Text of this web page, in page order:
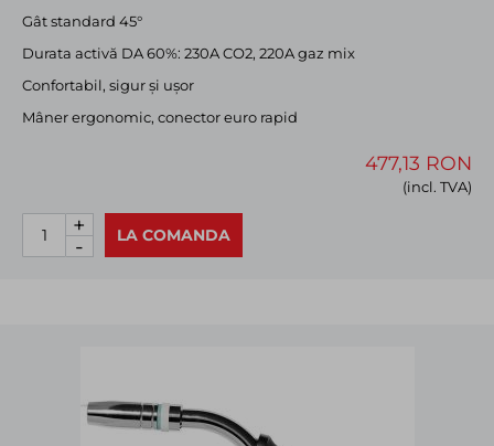
Gât standard 45°
Durata activă DA 60%: 230A CO2, 220A gaz mix
Confortabil, sigur și ușor
Mâner ergonomic, conector euro rapid
477,13 RON
(incl. TVA)
LA COMANDA
+
-